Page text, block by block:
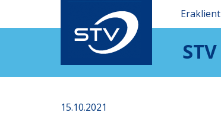
Eraklient
STV
15.10.2021